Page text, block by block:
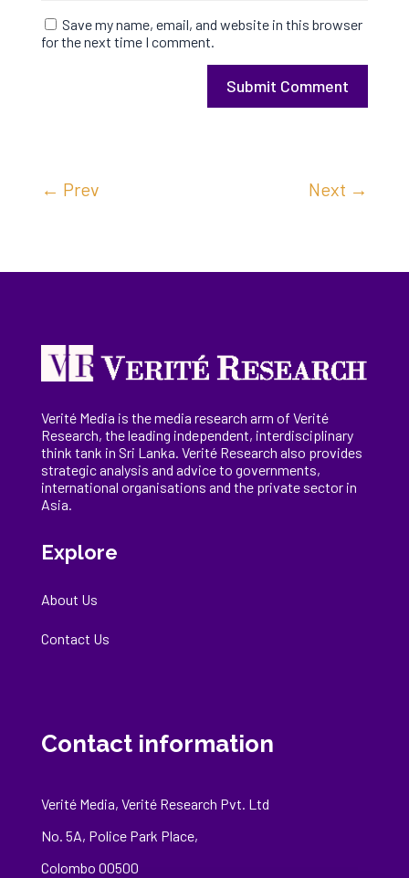
Save my name, email, and website in this browser
for the next time I comment.
Submit Comment
← Prev Next →
Verité Media is the media research arm of Verité
Research, theleading independent, interdisciplinary
think tank in Sri Lanka. Verité Research also provides
strategic analysis and advice to governments,
international organisations and the private sector in
Asia.
Explore
About Us
Contact Us
Contact information
Verité Media, Verité Research Pvt. Ltd
No. 5A, Police Park Place,
Colombo 00500